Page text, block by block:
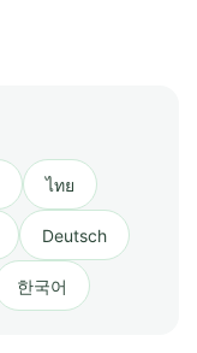
ไทย
Deutsch
한국어